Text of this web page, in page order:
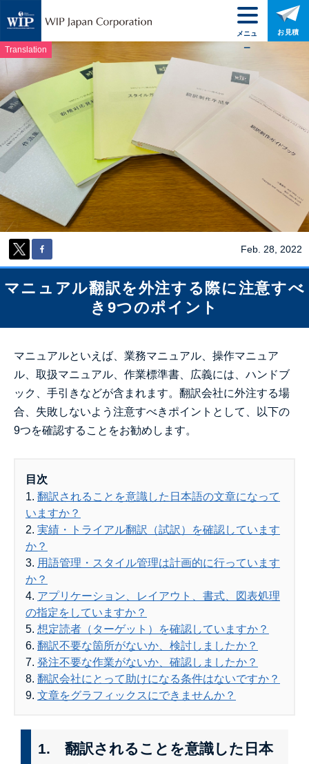
Translation
Feb. 28, 2022
マニュアル翻訳を外注する際に注意すべ
き9つのポイント
マニュアルといえば、業務マニュアル、操作マニュア
ル、取扱マニュアル、作業標準書、広義には、ハンドブ
ック、手引きなどが含まれます。翻訳会社に外注する場
合、失敗しないよう注意すべきポイントとして、以下の
9つを確認することをお勧めします。
目次
1. 翻訳されることを意識した日本語の文章になって
いますか？
2. 実績・トライアル翻訳（試訳）を確認しています
か？
3. 用語管理・スタイル管理は計画的に行っています
か？
4. アプリケーション、レイアウト、書式、図表処理
の指定をしていますか？
5. 想定読者（ターゲット）を確認していますか？
6. 翻訳不要な箇所がないか、検討しましたか？
7. 発注不要な作業がないか、確認しましたか？
8. 翻訳会社にとって助けになる条件はないですか？
9. 文章をグラフィックスにできませんか？
1. 翻訳されることを意識した日本
メニュ
ー
お見積